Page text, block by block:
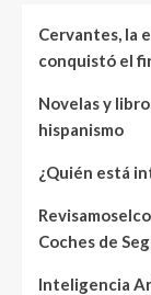
Cervantes, la
conquistó el
Novelas y
hispanismo
¿Quién está
Coches de
Inteligencia